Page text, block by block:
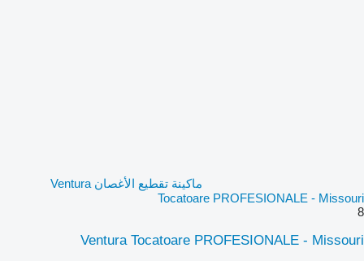
ماكينة تقطيع الأغصان Ventura
Tocatoare PROFESIONALE - Missouri
8
Ventura Tocatoare PROFESIONALE - Missouri